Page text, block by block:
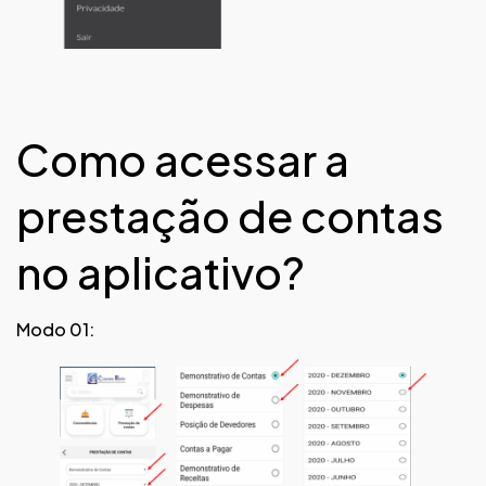
Como acessar a
prestação de contas
no aplicativo?
Modo 01: